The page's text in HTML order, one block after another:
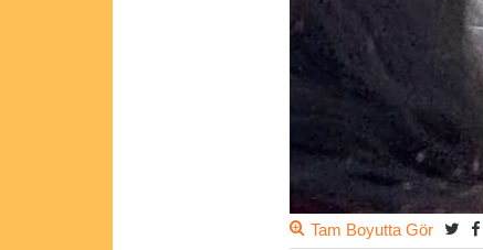
Tam Boyutta Gör